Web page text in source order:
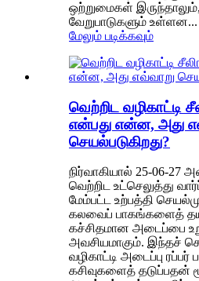
ஒற்றுமைகள் இருந்தாலும்,
வேறுபாடுகளும் உள்ளன...
மேலும் படிக்கவும்
வெற்றிட வழிகாட்டி
என்பது என்ன, அது
செயல்படுகிறது?
நிர்வாகியால் 25-06-27
வெற்றிட உட்செலுத்து
மேம்பட்ட உற்பத்தி
கலவைப் பாகங்களைத்
கச்சிதமான அடைப்பை
அவசியமாகும். இந்தச்
வழிகாட்டி அடைப்பு
கசிவுகளைத் தடுப்பதன்